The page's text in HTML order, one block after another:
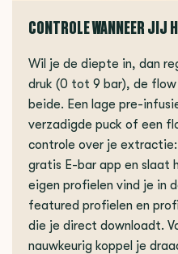
CONTROLE WANNEER JIJ
Wil je de diepte in, dan
druk (0 tot 9 bar), de
beide. Een lage pre-
verzadigde puck of een
controle over je
gratis E-bar app en slaat
eigen profielen vind je in
featured profielen en
die je direct downloadt.
nauwkeurig koppel je